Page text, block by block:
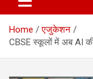
Home
एजुकेशन
CBSE स्कूलों में अब AI